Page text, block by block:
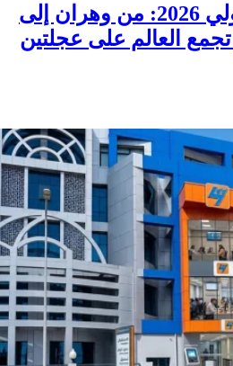
طواف الجزائر الدولي 2026: من وهران إلى
العالم على عجلتين